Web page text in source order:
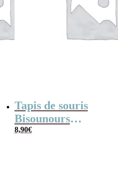
Tapis de souris
Bisounours
“Touronchon”
8,90€